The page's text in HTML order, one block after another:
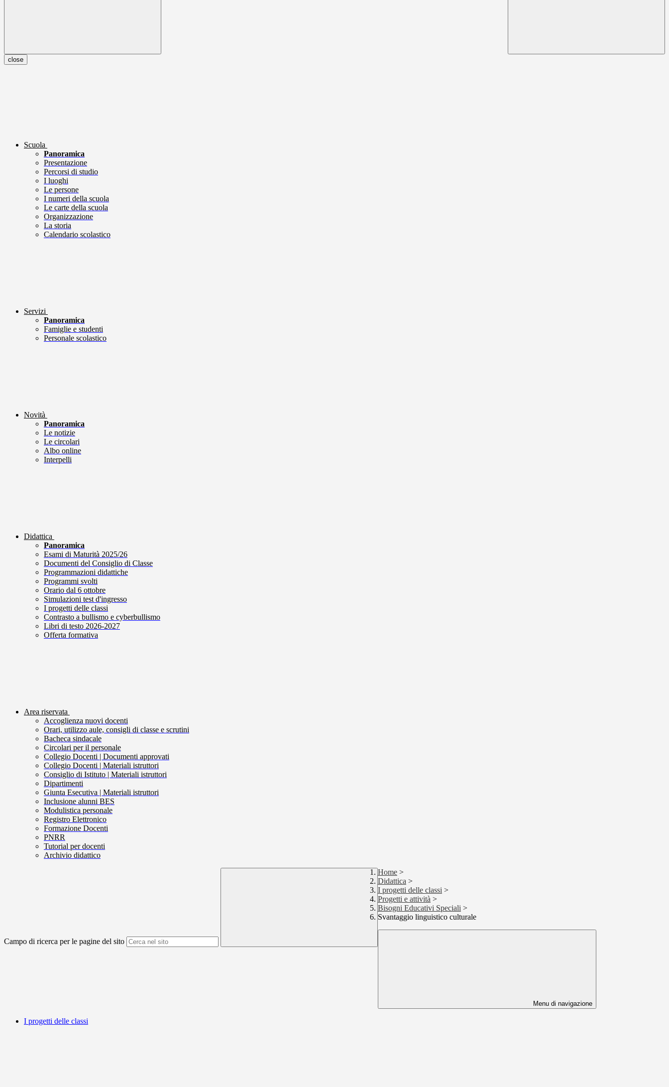
close
Scuola
Panoramica
Presentazione
Percorsi di studio
I luoghi
Le persone
I numeri della scuola
Le carte della scuola
Organizzazione
La storia
Calendario scolastico
Servizi
Panoramica
Famiglie e studenti
Personale scolastico
Novità
Panoramica
Le notizie
Le circolari
Albo online
Interpelli
Didattica
Panoramica
Esami di Maturità 2025/26
Documenti del Consiglio di Classe
Programmazioni didattiche
Programmi svolti
Orario dal 6 ottobre
Simulazioni test d'ingresso
I progetti delle classi
Contrasto a bullismo e cyberbullismo
Libri di testo 2026-2027
Offerta formativa
Area riservata
Accoglienza nuovi docenti
Orari, utilizzo aule, consigli di classe e scrutini
Bacheca sindacale
Circolari per il personale
Collegio Docenti | Documenti approvati
Collegio Docenti | Materiali istruttori
Consiglio di Istituto | Materiali istruttori
Dipartimenti
Giunta Esecutiva | Materiali istruttori
Inclusione alunni BES
Modulistica personale
Registro Elettronico
Formazione Docenti
PNRR
Tutorial per docenti
Archivio didattico
Campo di ricerca per le pagine del sito
Home >
Didattica >
I progetti delle classi >
Progetti e attività >
Bisogni Educativi Speciali >
Svantaggio linguistico culturale
Menu di navigazione
I progetti delle classi